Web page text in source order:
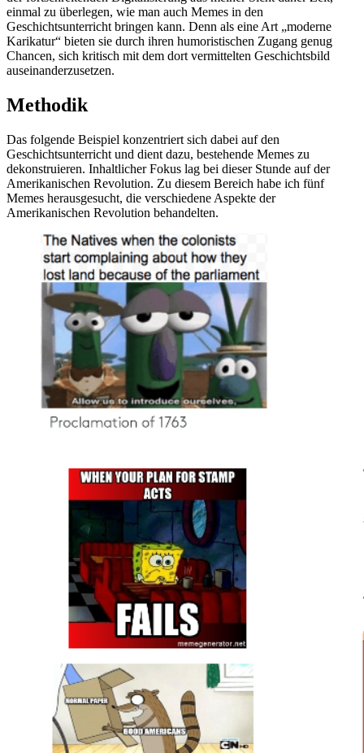
einmal zu überlegen, wie man auch Memes in den
Geschichtsunterricht bringen kann. Denn als eine Art „moderne
Karikatur“ bieten sie durch ihren humoristischen Zugang genug
Chancen, sich kritisch mit dem dort vermittelten Geschichtsbild
auseinanderzusetzen.
Methodik
Das folgende Beispiel konzentriert sich dabei auf den
Geschichtsunterricht und dient dazu, bestehende Memes zu
dekonstruieren. Inhaltlicher Fokus lag bei dieser Stunde auf der
Amerikanischen Revolution. Zu diesem Bereich habe ich fünf
Memes herausgesucht, die verschiedene Aspekte der
Amerikanischen Revolution behandelten.